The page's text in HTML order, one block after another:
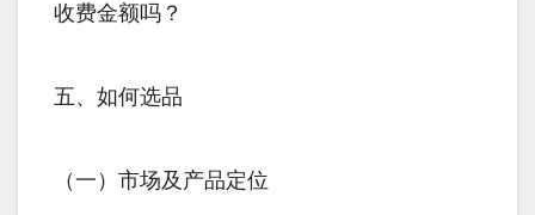
收费金额吗？
五、如何选品
（一）市场及产品定位